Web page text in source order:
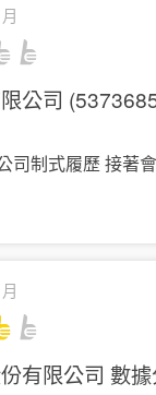
公司
司制式履歷 接著
有限公司 數